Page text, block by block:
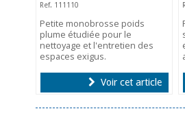
Ref. 111110
Petite monobrosse poids
plume étudiée pour le
nettoyage et l'entretien des
espaces exigus.
Voir cet article